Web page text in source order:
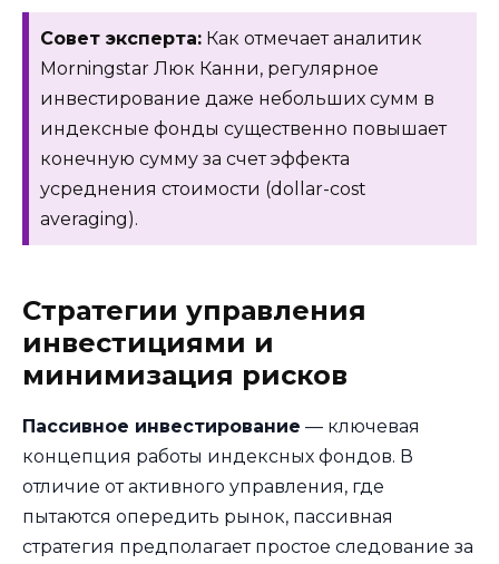
Совет эксперта: Как отмечает аналитик
Morningstar Люк Канни, регулярное
инвестирование даже небольших сумм в
индексные фонды существенно повышает
конечную сумму за счет эффекта
усреднения стоимости (dollar-cost
averaging).
Стратегии управления
инвестициями и
минимизация рисков
Пассивное инвестирование — ключевая
концепция работы индексных фондов. В
отличие от активного управления, где
пытаются опередить рынок, пассивная
стратегия предполагает простое следование за